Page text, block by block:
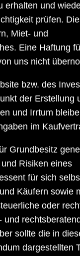
erhalten und
prüfen.
Miet- und
Eine Haftung
uns nicht
bzw. des
der Erstellung
und Irrtum
im
Grundbesitz
Risiken eines
für sich
Käufern sowie
oder
und
sollte die in
dargestellten